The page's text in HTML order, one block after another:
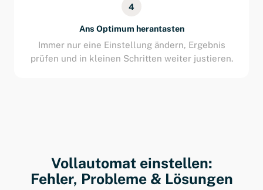
4
Ans Optimum herantasten
Immer nur eine Einstellung ändern, Ergebnis
prüfen und in kleinen Schritten weiter justieren.
Vollautomat einstellen:
Fehler, Probleme & Lösungen